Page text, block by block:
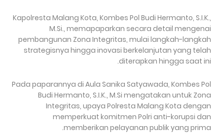
Kapolresta Malang Kota, Kombes Pol Budi Hermanto, S.I.K.,
M.Si., memapaparkan secara detail mengenai
pembangunan Zona Integritas, mulai langkah-langkah
strategisnya hingga inovasi berkelanjutan yang telah
diterapkan hingga saat ini.
Pada paparannya di Aula Sanika Satyawada, Kombes Pol
Budi Hermanto, S.I.K., M.Si mengatakan untuk Zona
Integritas, upaya Polresta Malang Kota dengan
memperkuat komitmen Polri anti-korupsi dan
memberikan pelayanan publik yang prima.